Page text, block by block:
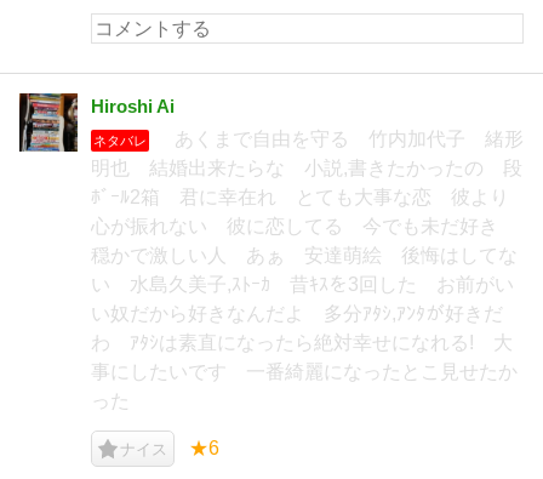
Hiroshi Ai
ネタバレ
あくまで自由を守る 竹内加代子 緒形
明也 結婚出来たらな 小説,書きたかったの 段
ﾎﾞｰﾙ2箱 君に幸在れ とても大事な恋 彼より
心が振れない 彼に恋してる 今でも未だ好き
穏かで激しい人 あぁ 安達萌絵 後悔はしてな
い 水島久美子,ｽﾄｰｶ 昔ｷｽを3回した お前がい
い奴だから好きなんだよ 多分ｱﾀｼ,ｱﾝﾀが好きだ
わ ｱﾀｼは素直になったら絶対幸せになれる! 大
事にしたいです 一番綺麗になったとこ見せたか
った
ナイス ★6